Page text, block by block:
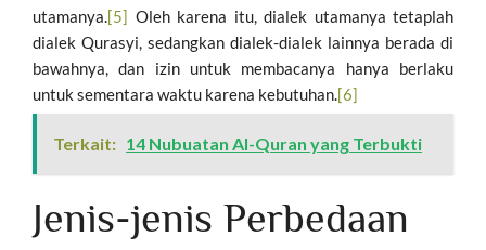
utamanya.[5] Oleh karena itu, dialek utamanya tetaplah
dialek Qurasyi, sedangkan dialek-dialek lainnya berada di
bawahnya, dan izin untuk membacanya hanya berlaku
untuk sementara waktu karena kebutuhan.[6]
Terkait: 14 Nubuatan Al-Quran yang Terbukti
Jenis-jenis Perbedaan